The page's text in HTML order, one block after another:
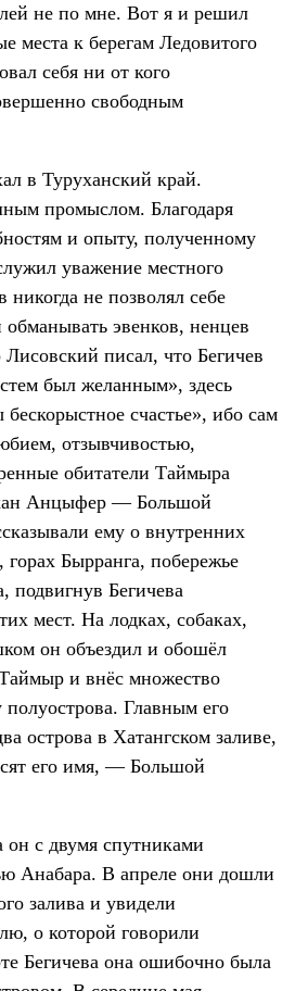
не по мне. Вот я и решил
места к берегам Ледовитого
себя ни от кого
свободным
в Туруханский край.
промыслом. Благодаря
и опыту, полученному
уважение местного
никогда не позволял себе
обманывать эвенков, ненцев
писал, что Бегичев
был желанным», здесь
счастье», ибо сам
отзывчивостью,
обитатели Таймыра
Анцыфер — Большой
ему о внутренних
Бырранга, побережье
подвигнув Бегичева
мест. На лодках, собаках,
он объездил и обошёл
и внёс множество
полуострова. Главным его
острова в Хатангском заливе,
его имя, — Большой
он с двумя спутниками
Анабара. В апреле они дошли
залива и увидели
о которой говорили
Бегичева она ошибочно была